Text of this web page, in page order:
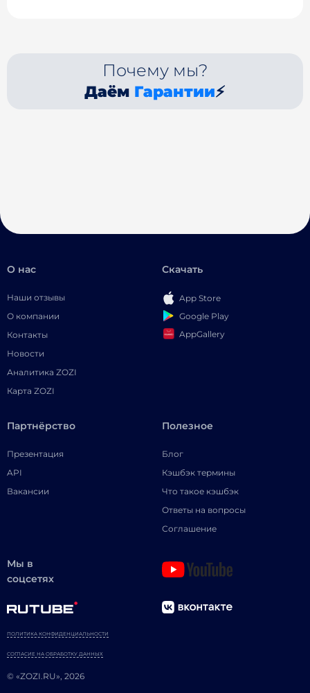
Почему мы?
Даём Гарантии⚡
О нас
Наши отзывы
О компании
Контакты
Новости
Аналитика ZOZI
Карта ZOZI
Скачать
App Store
Google Play
AppGallery
Партнёрство
Презентация
API
Вакансии
Полезное
Блог
Кэшбэк термины
Что такое кэшбэк
Ответы на вопросы
Соглашение
Мы в
соцсетях
© «ZOZI.RU», 2026
ПОЛИТИКА КОНФИДЕНЦИАЛЬНОСТИ
СОГЛАСИЕ НА ОБРАБОТКУ ДАННЫХ